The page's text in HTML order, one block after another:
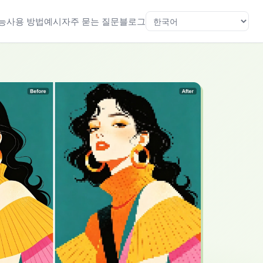
사용 방법예시자주 묻는 질문블로그언어